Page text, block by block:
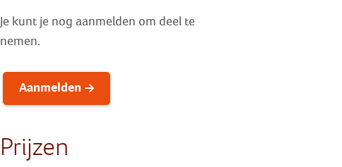
Je kunt je nog aanmelden om deel te
nemen.
Aanmelden
Prijzen